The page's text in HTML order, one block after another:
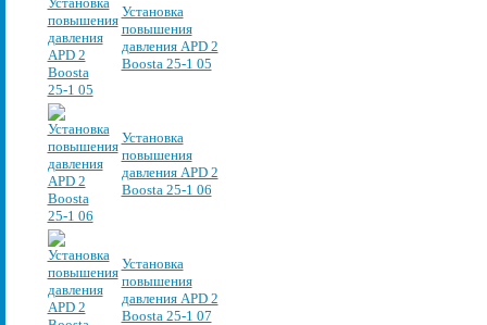
Установка
повышения
давления APD 2
Boosta 25-1 05
Установка
повышения
давления APD 2
Boosta 25-1 06
Установка
повышения
давления APD 2
Boosta 25-1 07